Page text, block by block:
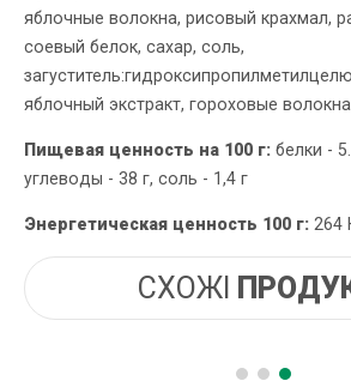
яблочные волокна, рисовый крахмал,
соевый белок, сахар, соль,
яблочный экстракт, гороховые волокна.
Пищевая ценность на 100 г: белки -
углеводы - 38 г, соль - 1,4 г
Энергетическая ценность 100 г: 264
СХОЖІ